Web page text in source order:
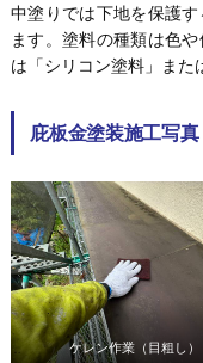
中塗りでは下地を保護
ます。塗料の種類は色
は「シリコン塗料」また
庇板金塗装施工写真
ケレン作業（目粗し）